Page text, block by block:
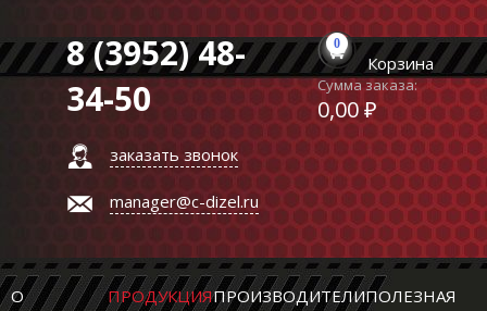
8 (3952) 48-
34-50
заказать звонок
manager@c-dizel.ru
0
Корзина
Сумма заказа:
0,00 ₽
О ПРОДУКЦИЯПРОИЗВОДИТЕЛИПОЛЕЗНАЯ